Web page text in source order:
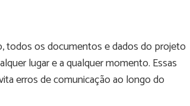
todos os documentos e dados do projeto
lugar e a qualquer momento. Essas
erros de comunicação ao longo do